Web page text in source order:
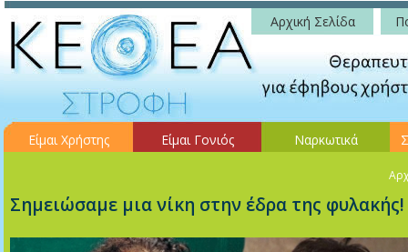
Αρχική Σελίδα
Είμαι Χρήστης Είμαι Γονιός Ναρκωτικά
Σημειώσαμε μια νίκη στην έδρα της φυλακής!